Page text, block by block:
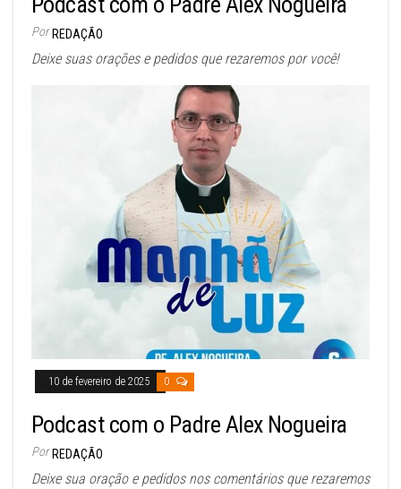
Por REDAÇÃO
Deixe suas orações e pedidos que rezaremos por você!
10 de fevereiro de 2025 0
Podcast com o Padre Alex Nogueira
Por REDAÇÃO
Deixe sua oração e pedidos nos comentários que rezaremos